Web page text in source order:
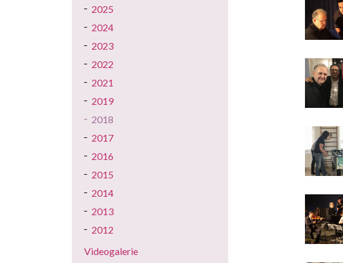
2025
2024
2023
2022
2021
2019
2018
2017
2016
2015
2014
2013
2012
Videogalerie